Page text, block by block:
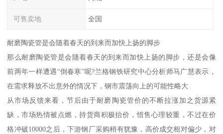
可售卖地 全国
耐磨陶瓷管是会随着春天的到来而加快上扬的脚步
那么耐磨陶瓷管是会随着春天的到来而加快上扬的脚步，还是会像
前两年一样遭遇“倒春寒”呢?兰格钢铁研究中心分析师马广慧表示，
在需求释放不出意外的情况下，钢市震荡向上的可能性略大
从市场反馈来看，节后由于耐磨陶瓷管价的不断拉涨加之货源紧
缺，市场热情被点燃，持货商积极抬价，惜售心理较重，不过在价
格冲破10000之后，下游钢厂采购稍有犹豫，高价成交相对偏少，对